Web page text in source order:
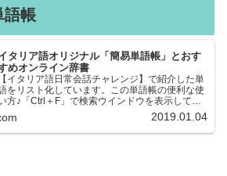
語帳
タリア語オリジナル「簡易単語帳」とおす
めオンライン辞書
【イタリア語日常会話チャレンジ】で紹介した単
をリスト化しています。この単語帳の便利な使
方♪「Ctrl＋F」で検索ウインドウを表示して、
知りたい単語を探すことができます。イタリア語
日本語、日本語→イタリア語 どちらでも検索
きるので、良…
2019.01.04